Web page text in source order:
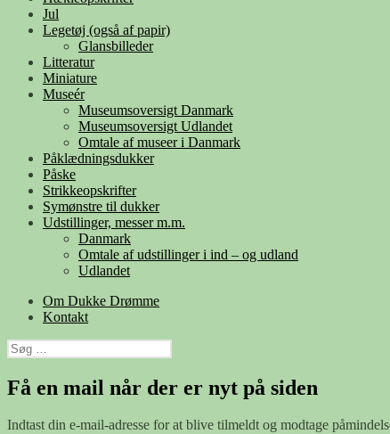
Jul
Legetøj (også af papir)
Glansbilleder
Litteratur
Miniature
Museér
Museumsoversigt Danmark
Museumsoversigt Udlandet
Omtale af museer i Danmark
Påklædningsdukker
Påske
Strikkeopskrifter
Symønstre til dukker
Udstillinger, messer m.m.
Danmark
Omtale af udstillinger i ind – og udland
Udlandet
Om Dukke Drømme
Kontakt
Søg
efter:
Få en mail når der er nyt på siden
Indtast din e-mail-adresse for at blive tilmeldt og modtage